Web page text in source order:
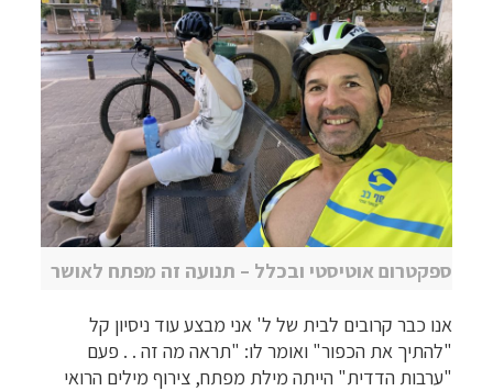
ספקטרום אוטיסטי ובכלל – תנועה זה מפתח לאושר
אנו כבר קרובים לבית של ל' אני מבצע עוד ניסיון קל
"להתיך את הכפור" ואומר לו: "תראה מה זה . . פעם
"ערבות הדדית" הייתה מילת מפתח, צירוף מילים הרואי